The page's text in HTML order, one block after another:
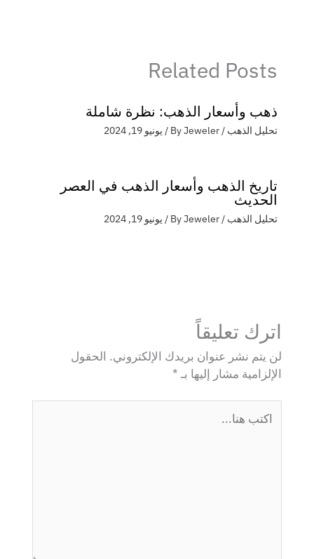
Related Posts
ذهب وأسعار الذهب: نظرة شاملة
تحليل الذهب / By
Jeweler
/ يونيو 19, 2024
تاريخ الذهب وأسعار الذهب في العصر
الحديث
تحليل الذهب / By
Jeweler
/ يونيو 19, 2024
اترك تعليقاً
لن يتم نشر عنوان بريدك الإلكتروني. الحقول
الإلزامية مشار إليها بـ *
هنا...